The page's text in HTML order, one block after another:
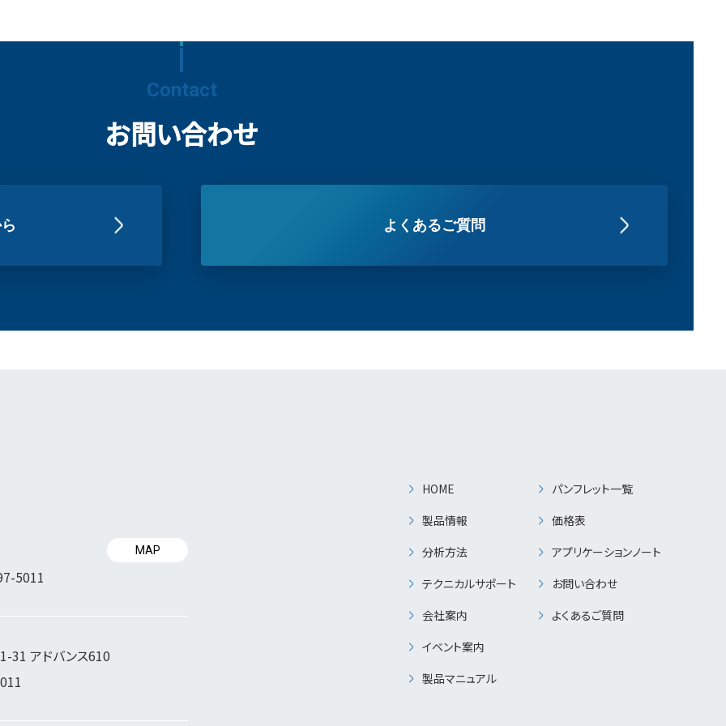
Contact
お問い合わせ
よくあるご質問
5011
MAP
31 アドバンス610
HOME
製品情報
分析方法
テクニカルサポート
会社案内
イベント案内
製品マニュアル
パンフレット一覧
価格表
アプリケーションノート
お問い合わせ
よくあるご質問